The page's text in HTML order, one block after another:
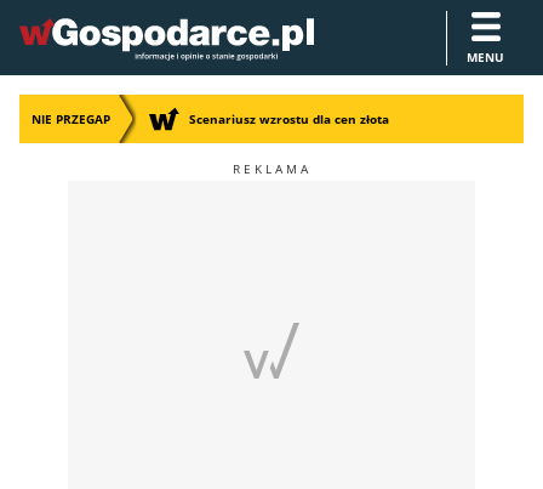
MENU
NIE PRZEGAP Scenariusz wzrostu dla cen złota